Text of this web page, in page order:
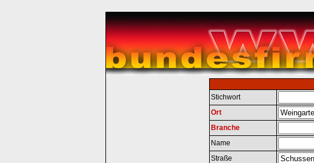
Stichwort
Ort
Branche
Name
Straße